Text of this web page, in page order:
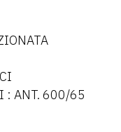
: ANT. 600/65